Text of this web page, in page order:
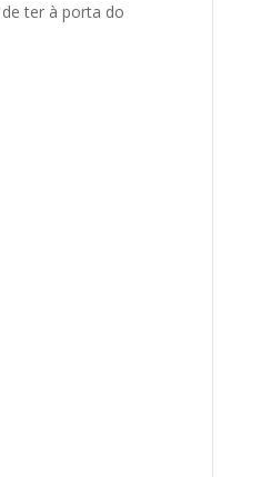
ter à porta do